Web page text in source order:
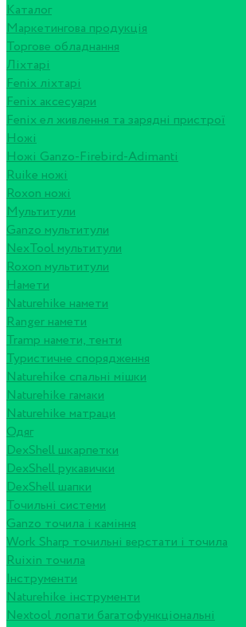
Каталог
Маркетингова продукція
Торгове обладнання
Ліхтарі
Fenix ліхтарі
Fenix аксесуари
Fenix ел живлення та зарядні пристрої
Ножі
Ножі Ganzo-Firebird-Adimanti
Ruike ножі
Roxon ножi
Мультитули
Ganzo мультитули
NexTool мультитули
Roxon мультитули
Намети
Naturehike намети
Ranger намети
Tramp намети, тенти
Туристичне спорядження
Naturehike спальні мішки
Naturehike гамаки
Naturehike матраци
Одяг
DexShell шкарпетки
DexShell рукавички
DexShell шапки
Точильні системи
Ganzo точила і каміння
Work Sharp точильні верстати і точила
Ruixin точила
Інструменти
Naturehike інструменти
Nextool лопати багатофункціональні